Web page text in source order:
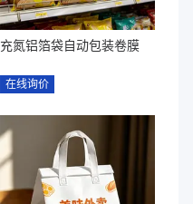
充氮铝箔袋自动包装卷膜
在线询价